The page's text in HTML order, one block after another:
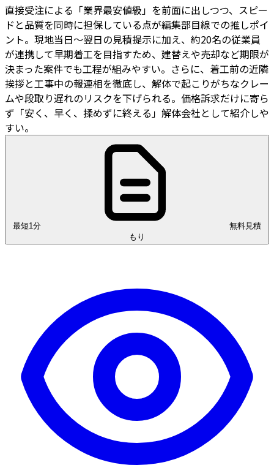
直接受注による「業界最安値級」を前面に出しつつ、スピー
ドと品質を同時に担保している点が編集部目線での推しポイ
ント。現地当日〜翌日の見積提示に加え、約20名の従業員
が連携して早期着工を目指すため、建替えや売却など期限が
決まった案件でも工程が組みやすい。さらに、着工前の近隣
挨拶と工事中の報連相を徹底し、解体で起こりがちなクレー
ムや段取り遅れのリスクを下げられる。価格訴求だけに寄ら
ず「安く、早く、揉めずに終える」解体会社として紹介しや
すい。
最短1分
もり